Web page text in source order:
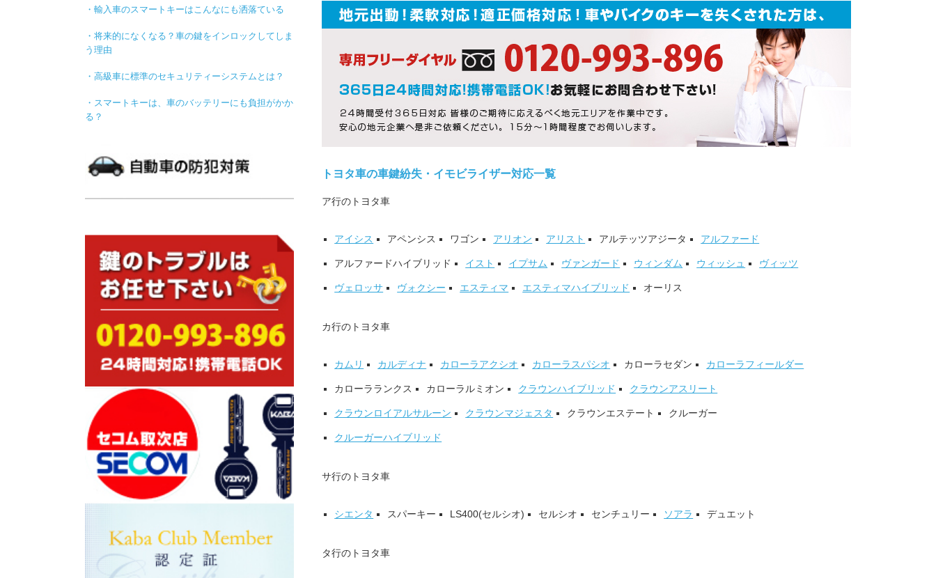
トヨタ車の車鍵紛失・イモビライザー対応一覧
ア行のトヨタ車
アイシス アペンシス ワゴン アリオン アリスト アルテッツアジータ アルファード
アルファードハイブリッド イスト イプサム ヴァンガード ウィンダム ウィッシュ ヴィッツ
ヴェロッサ ヴォクシー エスティマ エスティマハイブリッド オーリス
カ行のトヨタ車
カムリ カルディナ カローラアクシオ カローラスパシオ カローラセダン カローラフィールダー
カローラランクス カローラルミオン クラウンハイブリッド クラウンアスリート
クラウンロイアルサルーン クラウンマジェスタ クラウンエステート クルーガー
クルーガーハイブリッド
サ行のトヨタ車
シエンタ スパーキー LS400(セルシオ) セルシオ センチュリー ソアラ デュエット
タ行のトヨタ車
・輸入車のスマートキーはこんなにも洒落ている
・将来的になくなる？車の鍵をインロックしてしま
う理由
・高級車に標準のセキュリティーシステムとは？
・スマートキーは、車のバッテリーにも負担がかか
る？